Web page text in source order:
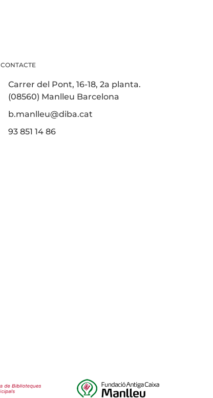
CONTACTE
Carrer del Pont, 16-18, 2a planta.
(08560) Manlleu Barcelona
b.manlleu@diba.cat
93 851 14 86